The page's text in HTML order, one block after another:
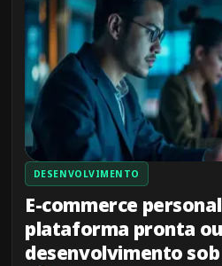
DESENVOLVIMENTO
E-commerce
plataforma pronta ou
desenvolvimento